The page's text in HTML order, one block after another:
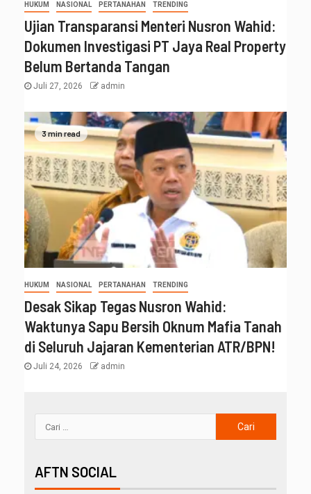
HUKUM NASIONAL PERTANAHAN TRENDING
Ujian Transparansi Menteri Nusron Wahid:
Dokumen Investigasi PT Jaya Real Property
Belum Bertanda Tangan
Juli 27, 2026 admin
3 min read
HUKUM NASIONAL PERTANAHAN TRENDING
Desak Sikap Tegas Nusron Wahid:
Waktunya Sapu Bersih Oknum Mafia Tanah
di Seluruh Jajaran Kementerian ATR/BPN!
Juli 24, 2026 admin
AFTN SOCIAL